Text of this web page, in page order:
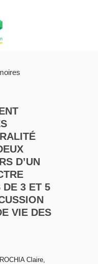
D’UN
DE 3 ET 5
VIE DES
Claire,